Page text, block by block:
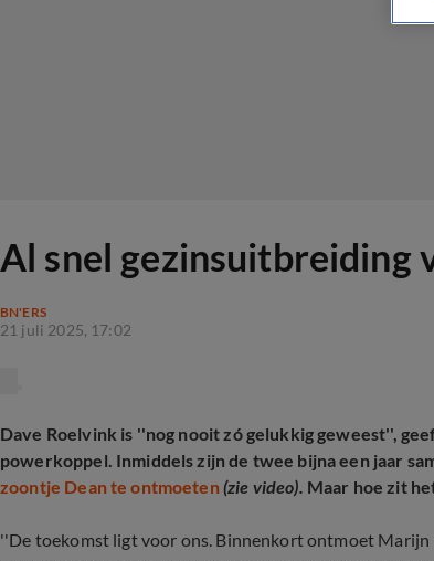
Al snel gezinsuitbreiding
BN'ERS
21 juli 2025, 17:02
Dave Roelvink is ''nog nooit zó gelukkig geweest'',
powerkoppel. Inmiddels zijn de twee bijna een jaar
zoontje Dean te ontmoeten(zie video). Maar hoe zit
''De toekomst ligt voor ons. Binnenkort ontmoet Marijn